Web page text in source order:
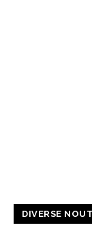
DIVERSE